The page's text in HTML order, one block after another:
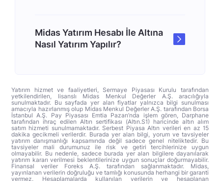
Midas Yatırım Hesabı İle Altına
Nasıl Yatırım Yapılır?
Yatırım hizmet ve faaliyetleri, Sermaye Piyasası Kurulu tarafından
yetkilendirilen, lisanslı Midas Menkul Değerler A.Ş. aracılığıyla
sunulmaktadır. Bu sayfada yer alan fiyatlar yalnızca bilgi sunulması
amacıyla hazırlanmış olup Midas Menkul Değerler A.Ş. tarafından Borsa
İstanbul A.Ş. Pay Piyasası Emtia Pazarı’nda işlem gören, Darphane
tarafından ihraç edilen Altın sertifikası (Altın.S1) haricinde altın alım
satım hizmeti sunulmamaktadır. Serbest Piyasa Altın verileri en az 15
dakika gecikmeli verilerdir. Burada yer alan bilgi, yorum ve tavsiyeler
yatırım danışmanlığı kapsamında değil sadece genel niteliktedir. Bu
tavsiyeler mali durumunuz ile risk ve getiri tercihlerinize uygun
olmayabilir. Bu nedenle, sadece burada yer alan bilgilere dayanılarak
yatırım kararı verilmesi beklentilerinize uygun sonuçlar doğurmayabilir.
Finansal veriler Foreks A.Ş. tarafından sağlanmaktadır. Midas,
yayınlanan verilerin doğruluğu ve tamlığı konusunda herhangi bir garanti
vermez. Hesaplamalarda kullanılan verilerin ve hesaplanan